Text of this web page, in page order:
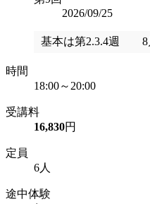
2026/09/25
基本は第2.3.4週 8
時間
18:00～20:00
受講料
16,830円
定員
6人
途中体験